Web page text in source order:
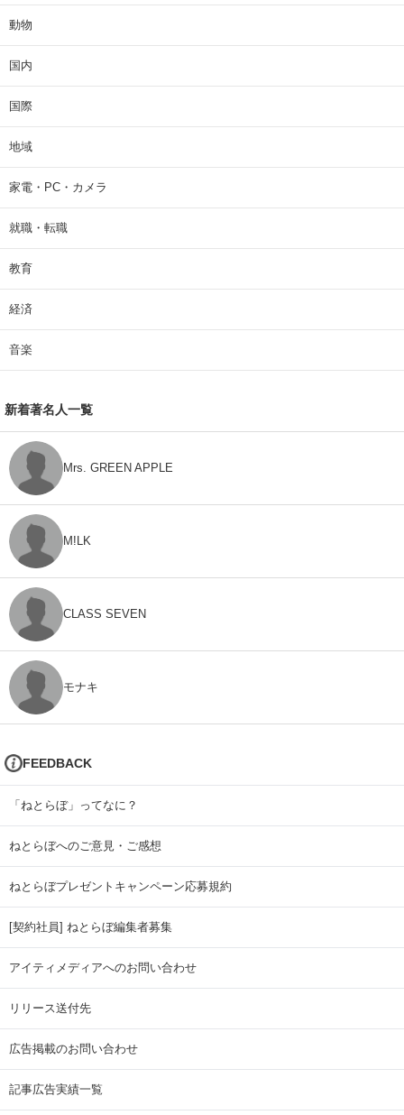
動物
国内
国際
地域
家電・PC・カメラ
就職・転職
教育
経済
音楽
新着著名人一覧
Mrs. GREEN APPLE
M!LK
CLASS SEVEN
モナキ
FEEDBACK
「ねとらぼ」ってなに？
ねとらぼへのご意見・ご感想
ねとらぼプレゼントキャンペーン応募規約
[契約社員] ねとらぼ編集者募集
アイティメディアへのお問い合わせ
リリース送付先
広告掲載のお問い合わせ
記事広告実績一覧